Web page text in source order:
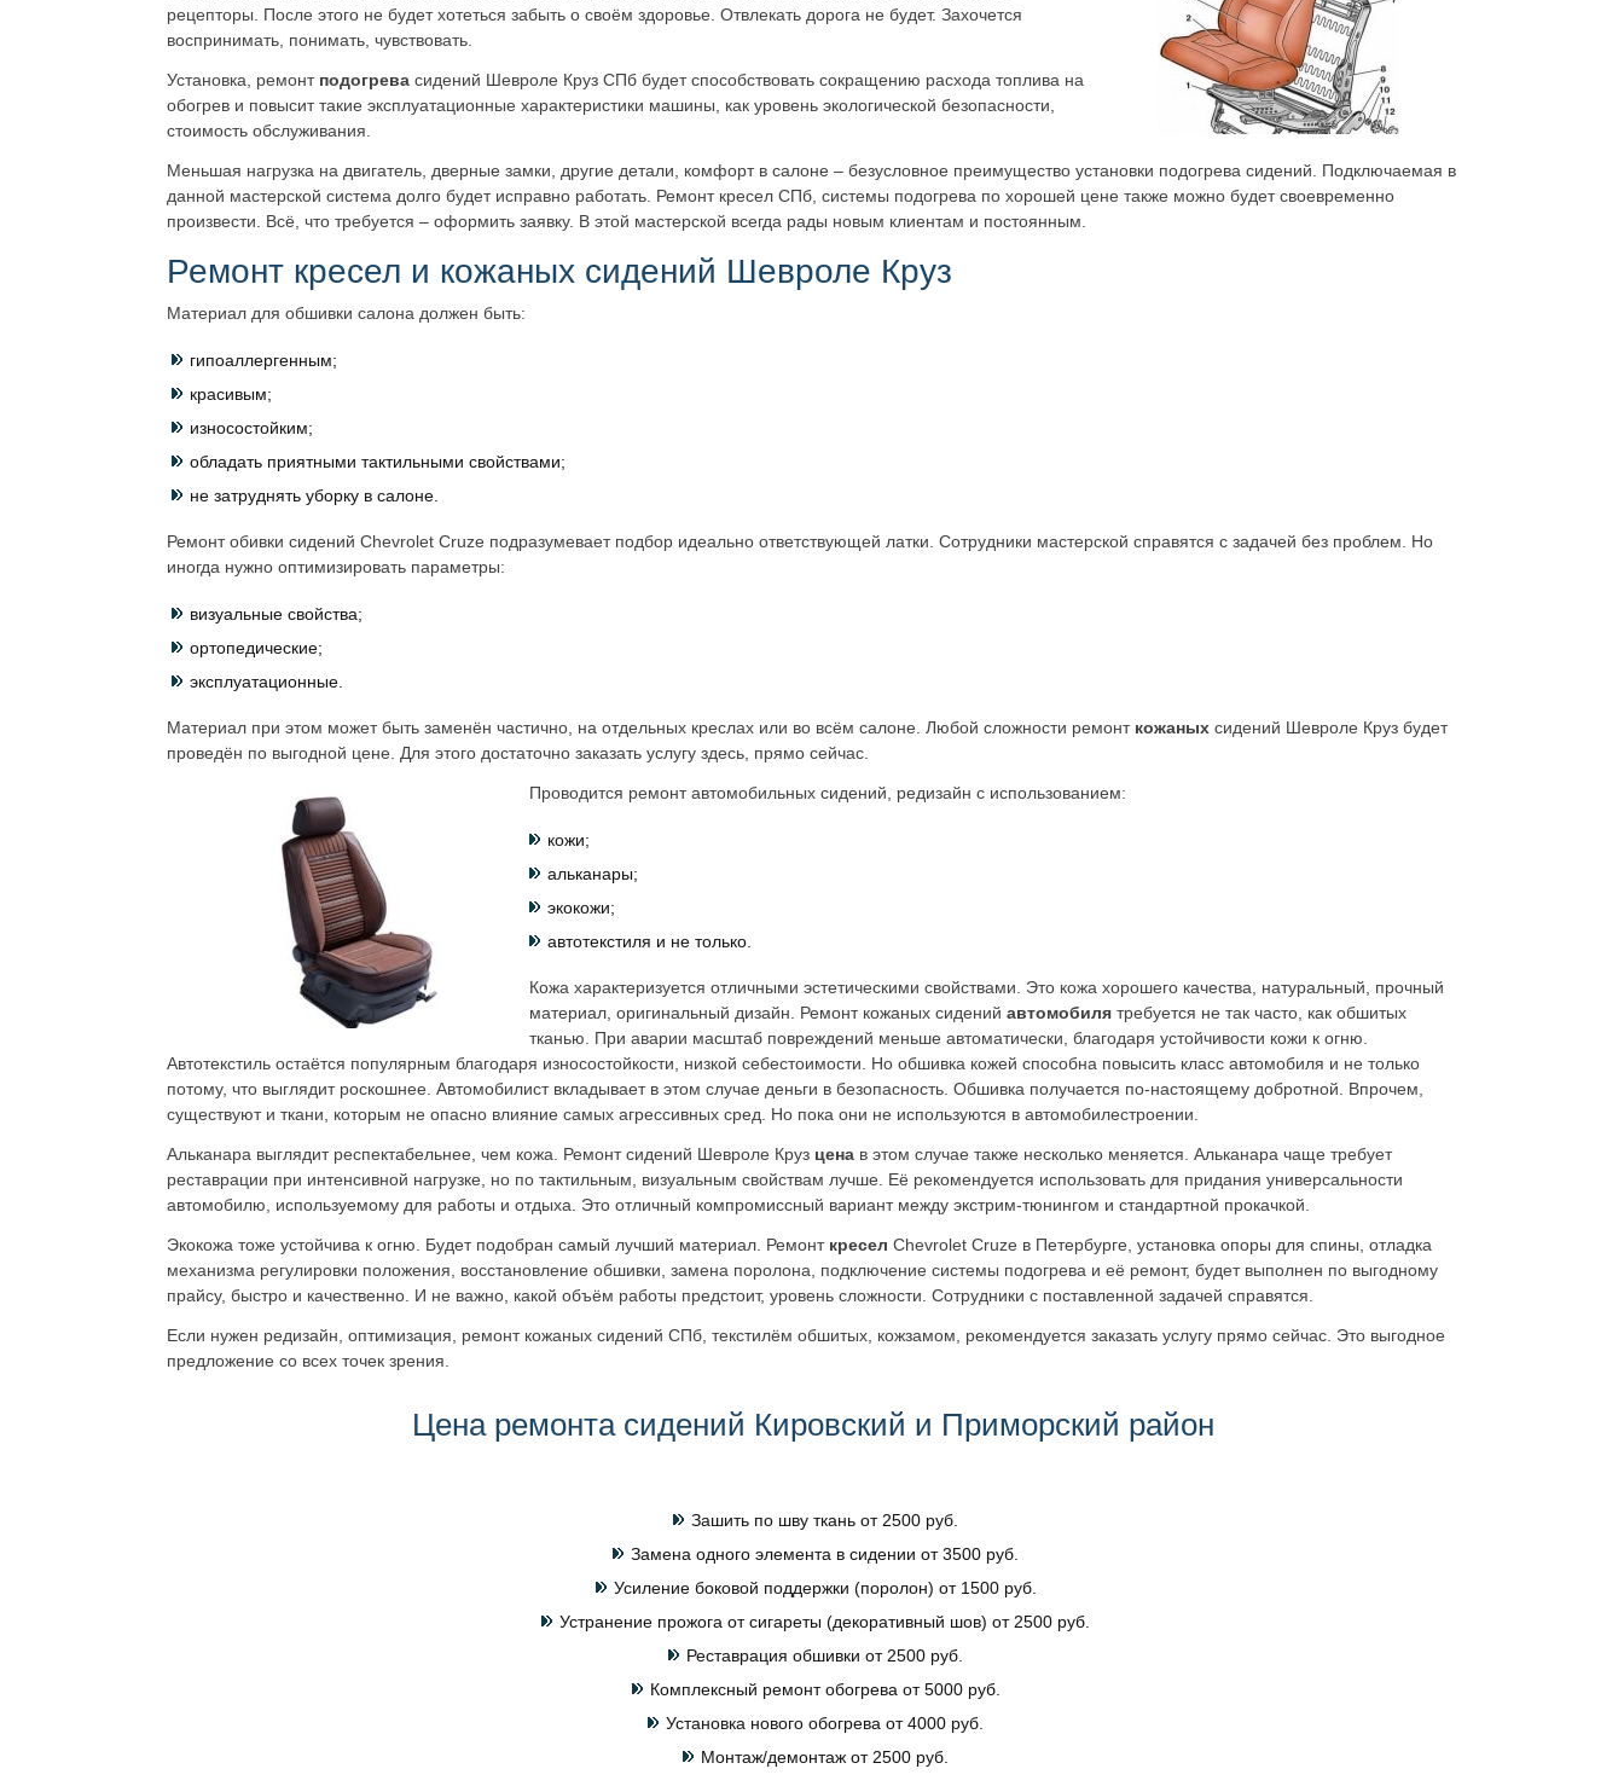
рецепторы. После этого не будет хотеться забыть о своём здоровье. Отвлекать дорога не будет. Захочется
воспринимать, понимать, чувствовать.
Установка, ремонтподогрева сидений Шевроле Круз СПб будет способствовать сокращению расхода топлива на
обогрев и повысит такие эксплуатационные характеристики машины, как уровень экологической безопасности,
стоимость обслуживания.
Меньшая нагрузка на двигатель, дверные замки, другие детали, комфорт в салоне – безусловное преимущество установки подогрева сидений. Подключаемая в
данной мастерской система долго будет исправно работать. Ремонт кресел СПб, системы подогрева по хорошей цене также можно будет своевременно
произвести. Всё, что требуется – оформить заявку. В этой мастерской всегда рады новым клиентам и постоянным.
Ремонт кресел и кожаных сидений Шевроле Круз
Материал для обшивки салона должен быть:
гипоаллергенным;
красивым;
износостойким;
обладать приятными тактильными свойствами;
не затруднять уборку в салоне.
Ремонт обивки сидений Chevrolet Cruze подразумевает подбор идеально ответствующей латки. Сотрудники мастерской справятся с задачей без проблем. Но
иногда нужно оптимизировать параметры:
визуальные свойства;
ортопедические;
эксплуатационные.
Материал при этом может быть заменён частично, на отдельных креслах или во всём салоне. Любой сложности ремонт кожаных сидений Шевроле Круз будет
проведён по выгодной цене. Для этого достаточно заказать услугу здесь, прямо сейчас.
Проводится ремонт автомобильных сидений, редизайн с использованием:
кожи;
альканары;
экокожи;
автотекстиля и не только.
Кожа характеризуется отличными эстетическими свойствами. Это кожа хорошего качества, натуральный, прочный
материал, оригинальный дизайн. Ремонт кожаных сидений автомобиля требуется не так часто, как обшитых
тканью. При аварии масштаб повреждений меньше автоматически, благодаря устойчивости кожи к огню.
Автотекстиль остаётся популярным благодаря износостойкости, низкой себестоимости. Но обшивка кожей способна повысить класс автомобиля и не только
потому, что выглядит роскошнее. Автомобилист вкладывает в этом случае деньги в безопасность. Обшивка получается по-настоящему добротной. Впрочем,
существуют и ткани, которым не опасно влияние самых агрессивных сред. Но пока они не используются в автомобилестроении.
Альканара выглядит респектабельнее, чем кожа. Ремонт сидений Шевроле Круз цена в этом случае также несколько меняется. Альканара чаще требует
реставрации при интенсивной нагрузке, но по тактильным, визуальным свойствам лучше. Её рекомендуется использовать для придания универсальности
автомобилю, используемому для работы и отдыха. Это отличный компромиссный вариант между экстрим-тюнингом и стандартной прокачкой.
Экокожа тоже устойчива к огню. Будет подобран самый лучший материал. Ремонт кресел Chevrolet Cruze в Петербурге, установка опоры для спины, отладка
механизма регулировки положения, восстановление обшивки, замена поролона, подключение системы подогрева и её ремонт, будет выполнен по выгодному
прайсу, быстро и качественно. И не важно, какой объём работы предстоит, уровень сложности. Сотрудники с поставленной задачей справятся.
Если нужен редизайн, оптимизация, ремонт кожаных сидений СПб, текстилём обшитых, кожзамом, рекомендуется заказать услугу прямо сейчас. Это выгодное
предложение со всех точек зрения.
Цена ремонта сидений Кировский и Приморский район
Зашить по шву ткань от 2500 руб.
Замена одного элемента в сидении от 3500 руб.
Усиление боковой поддержки (поролон) от 1500 руб.
Устранение прожога от сигареты (декоративный шов) от 2500 руб.
Реставрация обшивки от 2500 руб.
Комплексный ремонт обогрева от 5000 руб.
Установка нового обогрева от 4000 руб.
Монтаж/демонтаж от 2500 руб.